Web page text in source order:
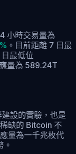
小時交易量為
。 目前距離 7 日最
最低位
量為 589.24T
設的實驗，也是
缺的 Bitcoin 不
量為一千兆枚代